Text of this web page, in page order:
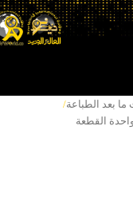
/
القطعة